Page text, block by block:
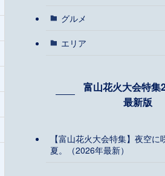
グルメ
エリア
富山花火大会特集
最新版
【富山花火大会特集】夜空に
夏。（2026年最新）